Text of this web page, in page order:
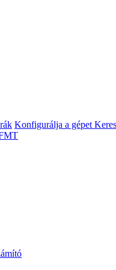
Konfigurálja a gépet